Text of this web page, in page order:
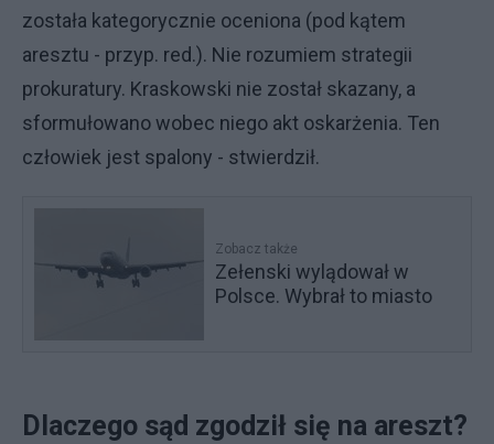
została kategorycznie oceniona (pod kątem
aresztu - przyp. red.). Nie rozumiem strategii
prokuratury. Kraskowski nie został skazany, a
sformułowano wobec niego akt oskarżenia. Ten
człowiek jest spalony - stwierdził.
Zobacz także
Zełenski wylądował w
Polsce. Wybrał to miasto
Dlaczego sąd zgodził się na areszt?